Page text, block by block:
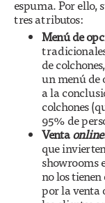
espuma. Por ello,
tres atributos:
Menú de
de
un menú de
a la
colchones
95% de
Ventaonline
que
showrooms
no los
por la venta